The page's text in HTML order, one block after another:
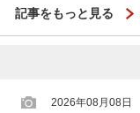
記事をもっと見る
2026年08月08日